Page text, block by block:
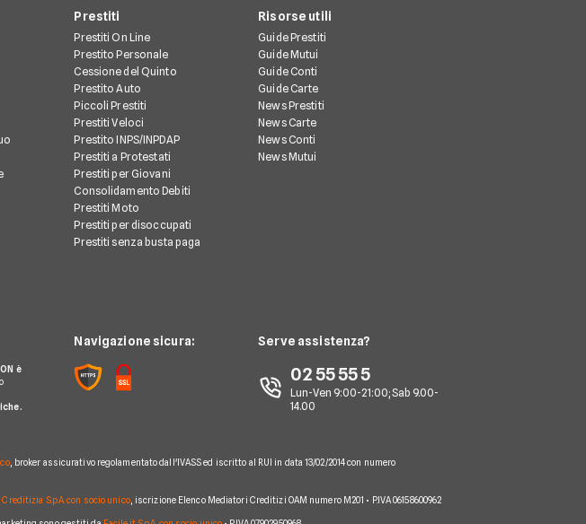
Prestiti
Prestiti On Line
Prestito Personale
Cessione del Quinto
Prestito Auto
Piccoli Prestiti
Prestiti Veloci
Prestito INPS/INPDAP
Prestiti a Protestati
Prestiti per Giovani
Consolidamento Debiti
Prestiti Moto
Prestiti per disoccupati
Prestiti senza busta paga
Risorse utili
Guide Prestiti
Guide Mutui
Guide Conti
Guide Carte
News Prestiti
News Carte
News Conti
News Mutui
è
Navigazione sicura: Serve assistenza?
02 55 55 5
Lun-Ven 9:00-21:00; Sab 9.00-
14.00
, broker assicurativo regolamentato dall'IVASS ed iscritto al RUI in data 13/02/2014 con numero
S.p.A. con socio unico, iscrizione Elenco Mediatori Creditizi OAM numero M201 • P.IVA 06158600962